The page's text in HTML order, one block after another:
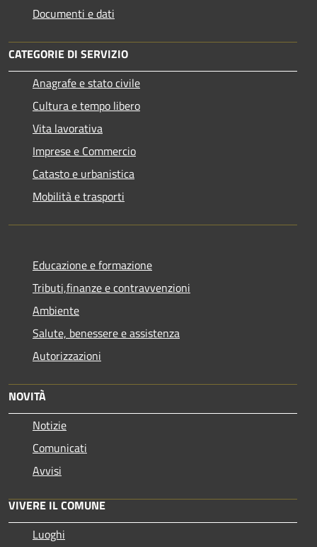
Documenti e dati
CATEGORIE DI SERVIZIO
Anagrafe e stato civile
Cultura e tempo libero
Vita lavorativa
Imprese e Commercio
Catasto e urbanistica
Mobilità e trasporti
Educazione e formazione
Tributi,finanze e contravvenzioni
Ambiente
Salute, benessere e assistenza
Autorizzazioni
NOVITÀ
Notizie
Comunicati
Avvisi
VIVERE IL COMUNE
Luoghi